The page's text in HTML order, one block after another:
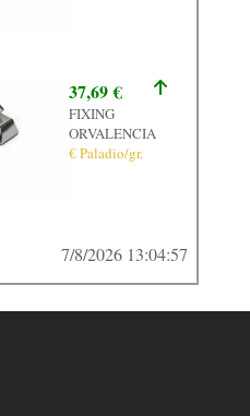
37,69 €
FIXING
ORVALENCIA
€ Paladio/gr.
7/8/2026 13:04:57